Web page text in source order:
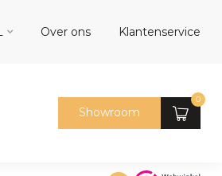
Over ons Klantenservice
Showroom
0